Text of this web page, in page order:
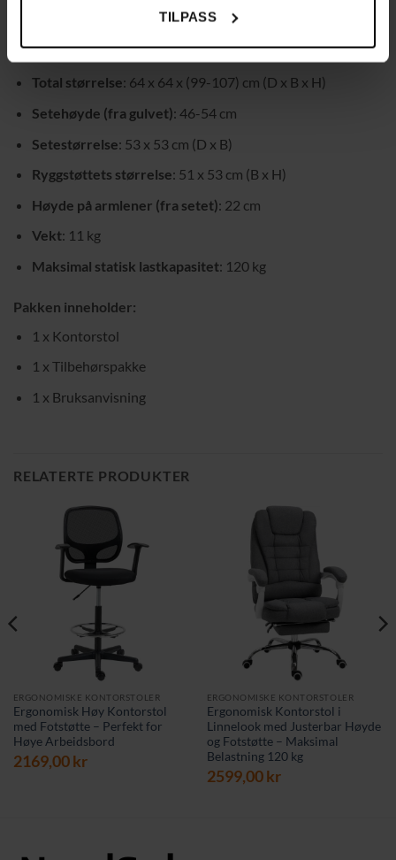
TILPASS
Materiale: Plast, skum, nylon, stål
Total størrelse: 64 x 64 x (99-107) cm (D x B x H)
Setehøyde (fra gulvet): 46-54 cm
Setestørrelse: 53 x 53 cm (D x B)
Ryggstøttets størrelse: 51 x 53 cm (B x H)
Høyde på armlener (fra setet): 22 cm
Vekt: 11 kg
Maksimal statisk lastkapasitet: 120 kg
Pakken inneholder:
1 x Kontorstol
1 x Tilbehørspakke
1 x Bruksanvisning
RELATERTE PRODUKTER
ERGONOMISKE KONTORSTOLER
Ergonomisk Høy Kontorstol
med Fotstøtte – Perfekt for
Høye Arbeidsbord
2169,00kr
ERGONOMISKE KONTORSTOLER
Ergonomisk Kontorstol i
Linnelook med Justerbar Høyde
og Fotstøtte – Maksimal
Belastning 120 kg
2599,00kr